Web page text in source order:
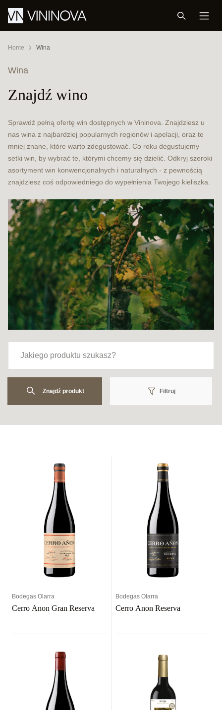
Home Wina
Wina
Znajdź wino
Sprawdź pełną ofertę win dostępnych w Vininova. Znajdziesz u
nas wina z najbardziej popularnych regionów i apelacji, oraz te
mniej znane, które warto zdegustować. Co roku degustujemy
setki win, by wybrać te, którymi chcemy się dzielić. Odkryj szeroki
asortyment win konwencjonalnych i naturalnych - z pewnością
znajdziesz coś odpowiedniego do wypełnienia Twojego kieliszka.
Znajdź produkt Filtruj
Bodegas Olarra
Cerro Anon Gran Reserva
Bodegas Olarra
Cerro Anon Reserva